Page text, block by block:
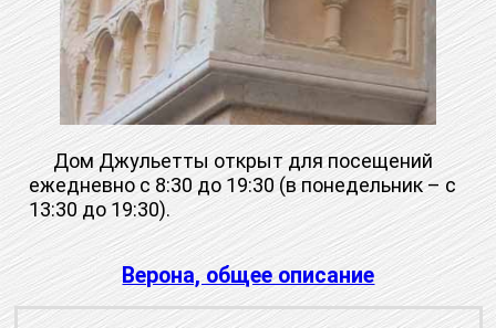
Дом Джульетты открыт для посещений
ежедневно с 8:30 до 19:30 (в понедельник – с
13:30 до 19:30).
Верона, общее описание